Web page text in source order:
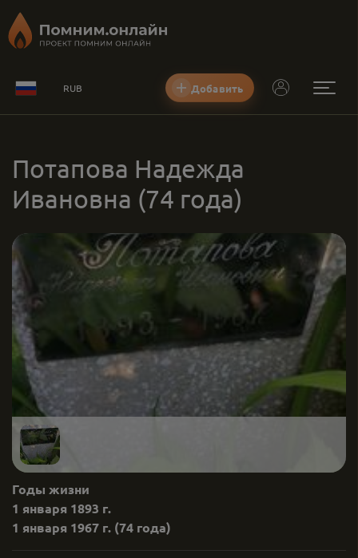
RUB Добавить
Потапова Надежда
Ивановна (74 года)
Годы жизни
1 января 1893 г.
1 января 1967 г. (74 года)